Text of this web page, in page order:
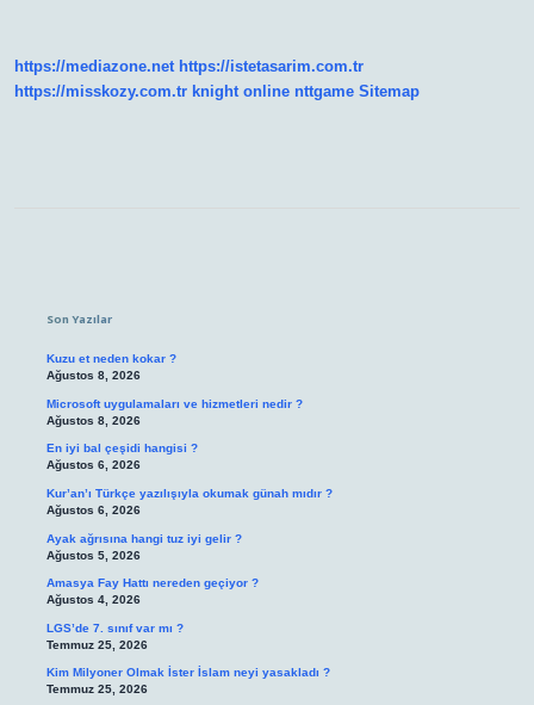
https://mediazone.net https://istetasarim.com.tr
https://misskozy.com.tr knight online nttgame Sitemap
Son Yazılar
Kuzu et neden kokar ?
Ağustos 8, 2026
Microsoft uygulamaları ve hizmetleri nedir ?
Ağustos 8, 2026
En iyi bal çeşidi hangisi ?
Ağustos 6, 2026
Kur’an’ı Türkçe yazılışıyla okumak günah mıdır ?
Ağustos 6, 2026
Ayak ağrısına hangi tuz iyi gelir ?
Ağustos 5, 2026
Amasya Fay Hattı nereden geçiyor ?
Ağustos 4, 2026
LGS’de 7. sınıf var mı ?
Temmuz 25, 2026
Kim Milyoner Olmak İster İslam neyi yasakladı ?
Temmuz 25, 2026